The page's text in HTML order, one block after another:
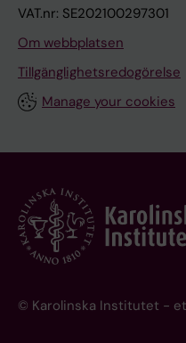
VAT.nr: SE202100297301
Om webbplatsen
Tillgänglighetsredogörelse
Manage your cookies
© Karolinska Institutet -